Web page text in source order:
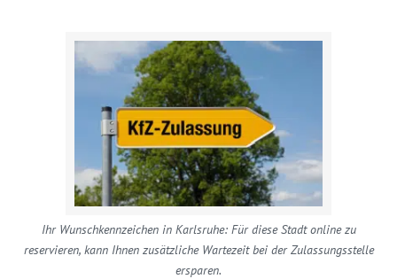
Ihr Wunschkennzeichen in Karlsruhe: Für diese Stadt online zu
reservieren, kann Ihnen zusätzliche Wartezeit bei der Zulassungsstelle
ersparen.